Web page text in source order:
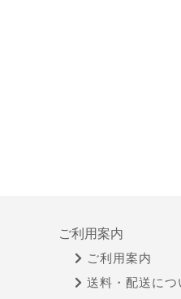
ご利用案内
ご利用案内
送料・配送につ